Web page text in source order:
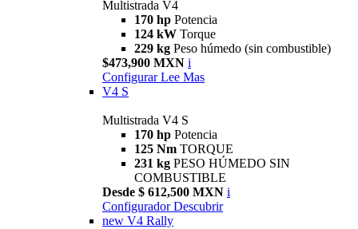
Multistrada V4
170 hp Potencia
124 kW Torque
229 kg Peso húmedo (sin combustible)
$473,900 MXN i
Configurar Lee Mas
V4 S
Multistrada V4 S
170 hp Potencia
125 Nm TORQUE
231 kg PESO HÚMEDO SIN
COMBUSTIBLE
Desde $ 612,500 MXN i
Configurador Descubrir
new V4 Rally